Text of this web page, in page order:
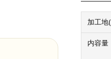
加工地
内容量